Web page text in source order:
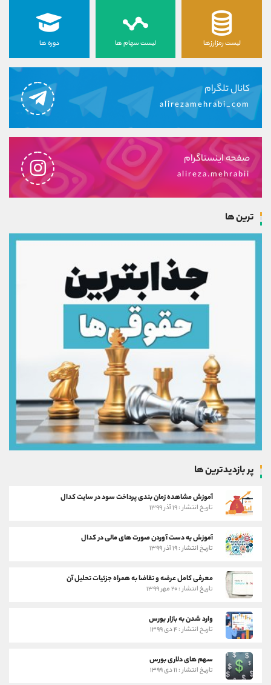
لیست رمزارزها لیست سهام ها دوره ها
کانال تلگرام
alirezamehrabi_com
صفحه اینستاگرام
alireza.mehrabii
ترین ها
پر بازدیدترین ها
آموزش مشاهده زمان بندی پرداخت سود در سایت کدال
تاریخ انتشار : ۱۹ آذر ۱۳۹۹
آموزش به دست آوردن صورت های مالی در کدال
تاریخ انتشار : ۱۹ آذر ۱۳۹۹
معرفی کامل عرضه و تقاضا به همراه جزئیات تحلیل آن
تاریخ انتشار : ۲۰ مهر ۱۳۹۹
وارد شدن به بازار بورس
تاریخ انتشار : ۴ دی ۱۳۹۹
سهم های دلاری بورس
تاریخ انتشار : ۱۱ دی ۱۳۹۹